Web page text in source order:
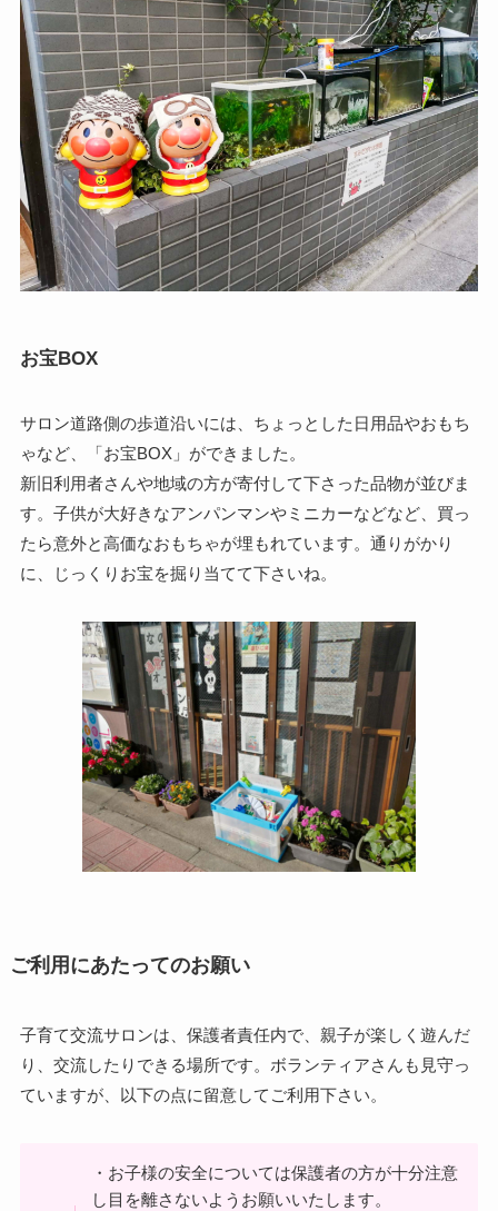
お宝BOX
サロン道路側の歩道沿いには、ちょっとした日用品やおもち
ゃなど、「お宝BOX」ができました。
新旧利用者さんや地域の方が寄付して下さった品物が並びま
す。子供が大好きなアンパンマンやミニカーなどなど、買っ
たら意外と高価なおもちゃが埋もれています。通りがかり
に、じっくりお宝を掘り当てて下さいね。
ご利用にあたってのお願い
子育て交流サロンは、保護者責任内で、親子が楽しく遊んだ
り、交流したりできる場所です。ボランティアさんも見守っ
ていますが、以下の点に留意してご利用下さい。
・お子様の安全については保護者の方が十分注意
し目を離さないようお願いいたします。